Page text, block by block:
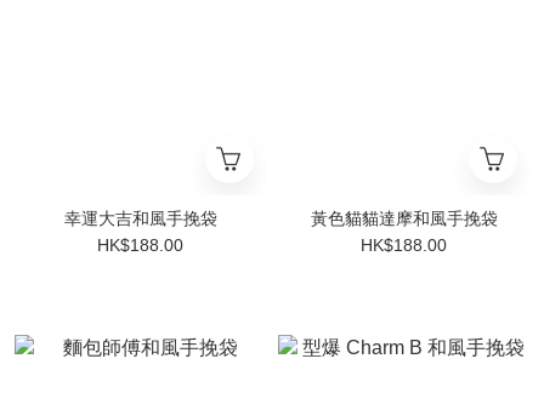
幸運大吉和風手挽袋
HK$188.00
黃色貓貓達摩和風手挽袋
HK$188.00